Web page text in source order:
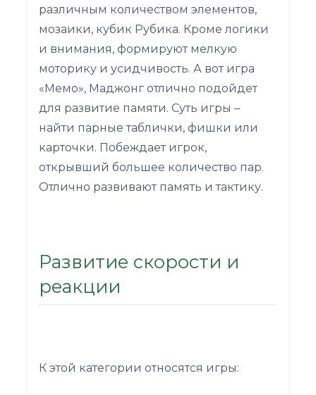
различным количеством элементов,
мозаики, кубик Рубика. Кроме логики
и внимания, формируют мелкую
моторику и усидчивость. А вот игра
«Мемо», Маджонг отлично подойдет
для развитие памяти. Суть игры –
найти парные таблички, фишки или
карточки. Побеждает игрок,
открывший большее количество пар.
Отлично развивают память и тактику.
Развитие скорости и
реакции
К этой категории относятся игры: